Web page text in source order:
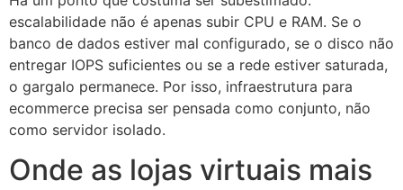
escalabilidade não é apenas subir CPU e RAM. Se o
banco de dados estiver mal configurado, se o disco não
entregar IOPS suficientes ou se a rede estiver saturada,
o gargalo permanece. Por isso, infraestrutura para
ecommerce precisa ser pensada como conjunto, não
como servidor isolado.
Onde as lojas virtuais mais